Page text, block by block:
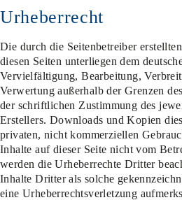
Urheberrecht
Die durch die Seitenbetreiber
diesen Seiten unterliegen dem
Vervielfältigung, Bearbeitung,
Verwertung außerhalb der Grenzen
der schriftlichen Zustimmung des
Erstellers. Downloads und Kopien
privaten, nicht kommerziellen
Inhalte auf dieser Seite nicht vom
werden die Urheberrechte Dritter
Inhalte Dritter als solche
eine Urheberrechtsverletzung